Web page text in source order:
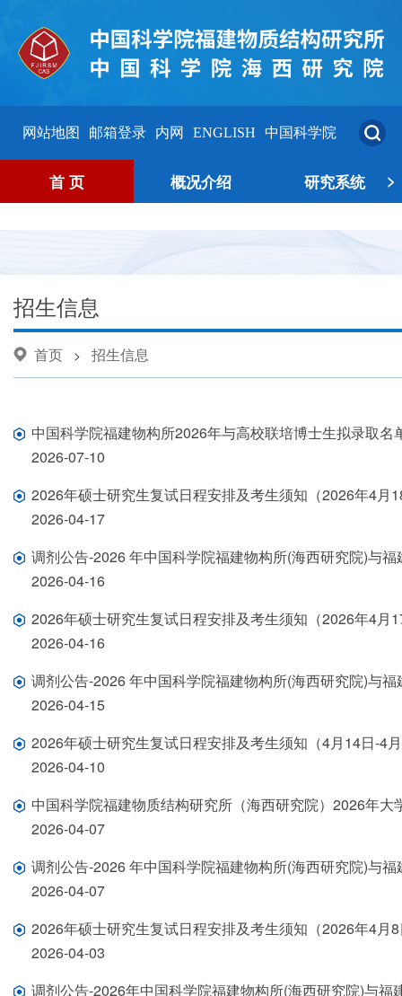
网站地图 邮箱登录 内网 ENGLISH 中国科学院
首 页 概况介绍 研究系统 >
招生信息
首页 > 招生信息
中国科学院福建物构所2026年与高校联培博士生拟录取名
2026-07-10
2026年硕士研究生复试日程安排及考生须知（2026年4月
2026-04-17
调剂公告-2026 年中国科学院福建物构所(海西研究院)与
2026-04-16
2026年硕士研究生复试日程安排及考生须知（2026年4月
2026-04-16
调剂公告-2026 年中国科学院福建物构所(海西研究院)与
2026-04-15
2026年硕士研究生复试日程安排及考生须知（4月14日-4
2026-04-10
中国科学院福建物质结构研究所（海西研究院）2026年大
2026-04-07
调剂公告-2026 年中国科学院福建物构所(海西研究院)与
2026-04-07
2026年硕士研究生复试日程安排及考生须知（2026年4月
2026-04-03
调剂公告-2026年中国科学院福建物构所(海西研究院)与